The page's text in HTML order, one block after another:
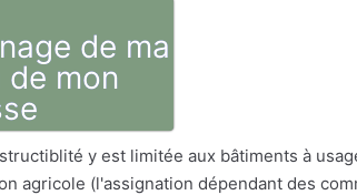
de ma
de mon
y est limitée aux bâtiments à
agricole (l'assignation dépendant des